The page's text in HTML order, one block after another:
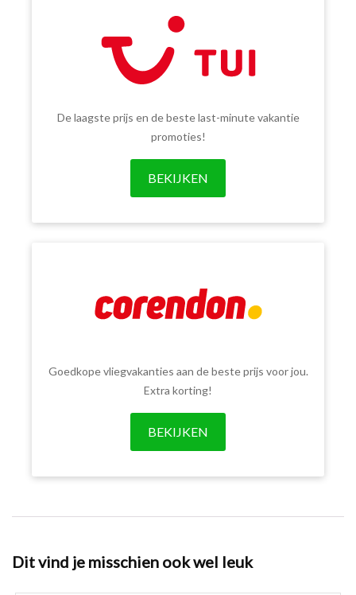
De laagste prijs en de beste last-minute vakantie
promoties!
BEKIJKEN
Goedkope vliegvakanties aan de beste prijs voor jou.
Extra korting!
BEKIJKEN
Dit vind je misschien ook wel leuk